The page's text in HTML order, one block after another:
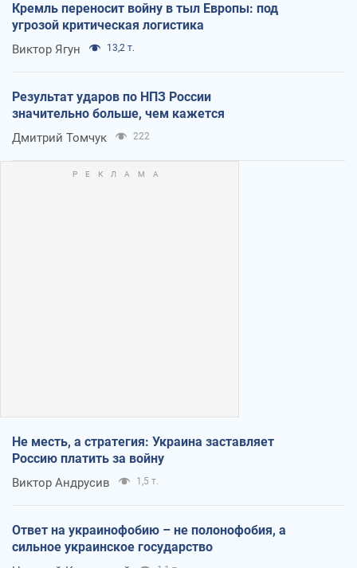
Кремль переносит войну в тыл Европы: под
угрозой критическая логистика
Виктор Ягун 13,2 т.
Результат ударов по НПЗ России
значительно больше, чем кажется
Дмитрий Томчук 222
Не месть, а стратегия: Украина заставляет
Россию платить за войну
Виктор Андрусив 1,5 т.
Ответ на украинофобию – не полонофобия, а
сильное украинское государство